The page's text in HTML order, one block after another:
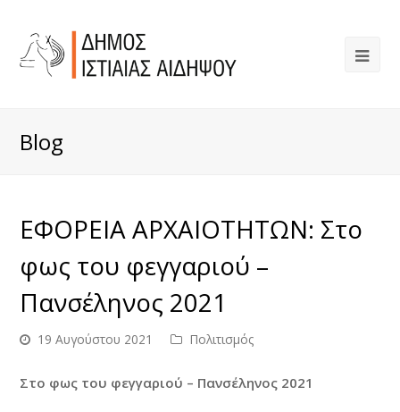
Blog
ΕΦΟΡΕΙΑ ΑΡΧΑΙΟΤΗΤΩΝ: Στο
φως του φεγγαριού –
Πανσέληνος 2021
19 Αυγούστου 2021 Πολιτισμός
Στο φως του φεγγαριού – Πανσέληνος 2021